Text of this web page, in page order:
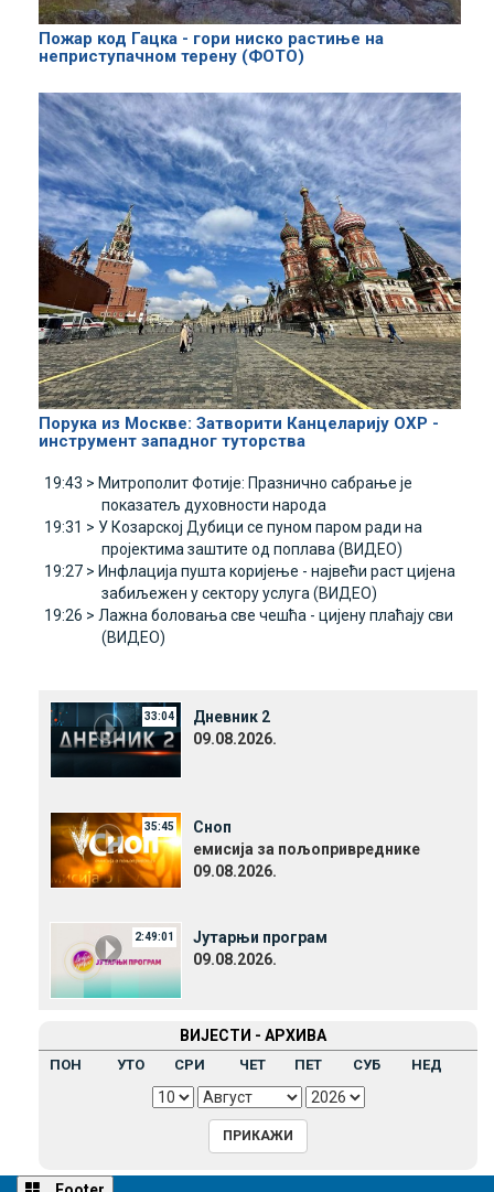
Пожар код Гацка - гори ниско растиње на
неприступачном терену (ФОТО)
Порука из Москве: Затворити Канцеларију ОХР -
инструмент западног туторства
19:43 > Митрополит Фотије: Празнично сабрање је
показатељ духовности народа
19:31 > У Козарској Дубици се пуном паром ради на
пројектима заштите од поплава (ВИДЕО)
19:27 > Инфлација пушта коријење - највећи раст цијена
забиљежен у сектору услуга (ВИДЕО)
19:26 > Лажна боловања све чешћа - цијену плаћају сви
(ВИДЕО)
33:04
Дневник 2
09.08.2026.
35:45
Сноп
емисија за пољопривреднике
09.08.2026.
2:49:01
Јутарњи програм
09.08.2026.
ВИЈЕСТИ - АРХИВА
ПОН УТО СРИ ЧЕТ ПЕТ СУБ НЕД